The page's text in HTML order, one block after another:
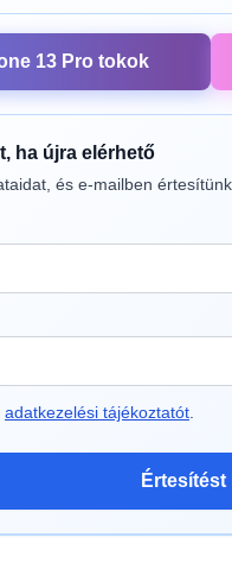
13 Pro tokok
ha újra elérhető
és e-mailben
adatkezelési tájékoztatót
Értesítést